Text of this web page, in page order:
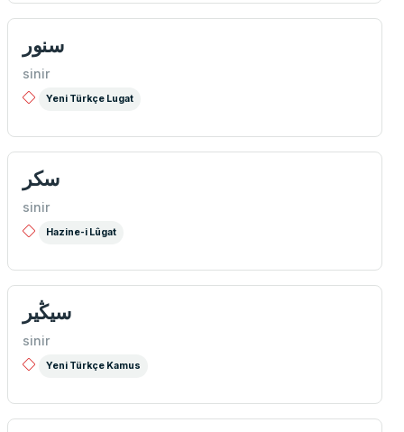
سنور
sinir
Yeni Türkçe Lugat
سكر
sinir
Hazine-i Lûgat
سیڭیر
sinir
Yeni Türkçe Kamus